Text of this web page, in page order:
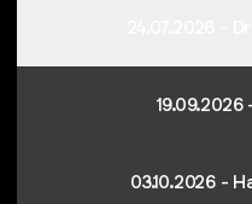
19.09.2026
03.10.2026 -